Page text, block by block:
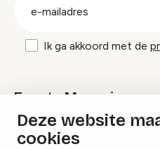
Deze website
cookies
Ik ga akkoord met de
Events Magazine
Ik ontvang graag